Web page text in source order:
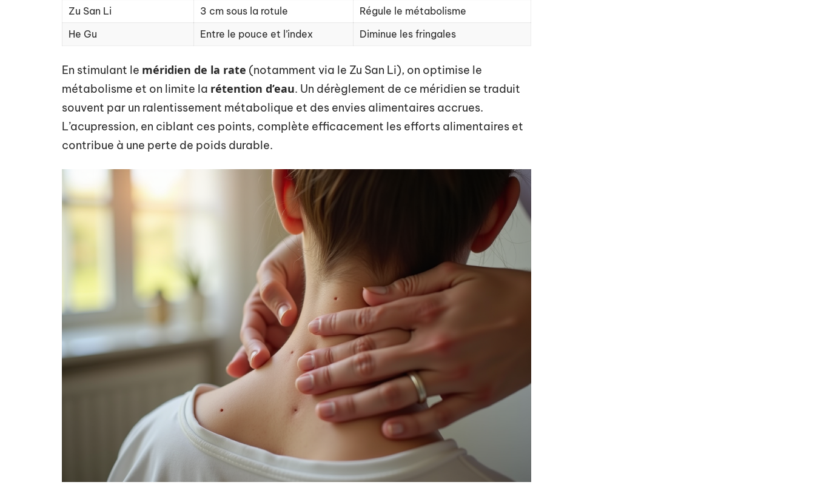
Zu San Li
3 cm sous la rotule
Régule le métabolisme
He Gu
Entre le pouce et l’index Diminue les fringales
En stimulant le méridien de la rate (notamment via le Zu San Li), on optimise le
métabolisme et on limite la rétention d’eau. Un dérèglement de ce méridien se traduit
souvent par un ralentissement métabolique et des envies alimentaires accrues.
L’acupression, en ciblant ces points, complète efficacement les efforts alimentaires et
contribue à une perte de poids durable.